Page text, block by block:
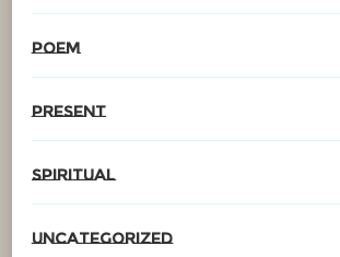
poem
present
spiritual
Uncategorized